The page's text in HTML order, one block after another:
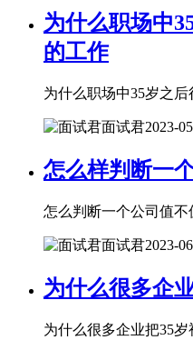
为什么职场中
的工作
为什么职场中35岁之
面试君2023-
怎么样判断一
怎么判断一个公司值不
面试君2023-
为什么很多企
为什么很多企业把35岁